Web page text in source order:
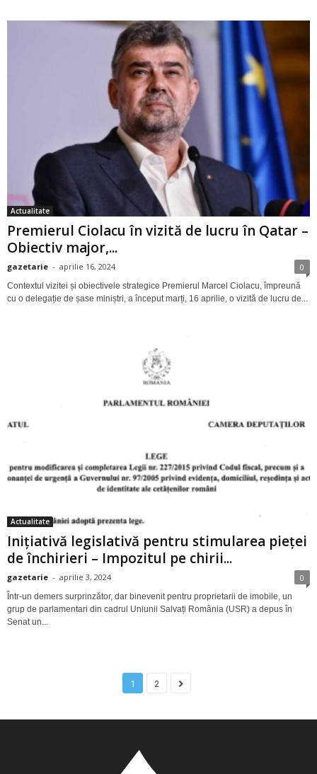
Actualitate
Premierul Ciolacu în vizită de lucru în Qatar –
Obiectiv major,...
gazetarie - aprilie 16, 2024 0
Contextul vizitei și obiectivele strategice Premierul Marcel Ciolacu, împreună
cu o delegație de șase miniștri, a început marți, 16 aprilie, o vizită de lucru de...
Actualitate
Inițiativă legislativă pentru stimularea pieței
de închirieri – Impozitul pe chirii...
gazetarie - aprilie 3, 2024 0
Într-un demers surprinzător, dar binevenit pentru proprietarii de imobile, un
grup de parlamentari din cadrul Uniunii Salvați România (USR) a depus în
Senat un...
1 2